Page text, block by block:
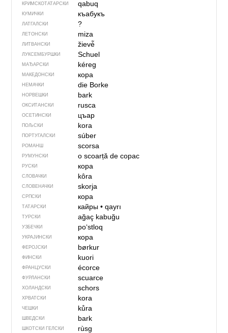
КРИМСКОТАТАРСКИ qabuq
КУМИЧКИ къабукъ
ЛАТГАЛСКИ ?
ЛЕТОНСКИ miza
ЛИТВАНСКИ žievė̃
ЛУКСЕМБУРШКИ Schuel
МАЂАРСКИ kéreg
МАКЕДОНСКИ кора
НЕМАЧКИ die Borke
НОРВЕШКИ bark
ОКСИТАНСКИ rusca
ОСЕТИНСКИ цъар
ПОЉСКИ kora
ПОРТУГАЛСКИ súber
РОМАНШ scorsa
РУМУНСКИ o scoarță de copac
РУСКИ кора
СЛОВАЧКИ kôra
СЛОВЕНАЧКИ skorja
СРПСКИ кора
ТАТАРСКИ кайры• qayrı
ТУРСКИ ağaç kabuğu
УЗБЕЧКИ poʻstloq
УКРАЈИНСКИ кора
ФЕРОЈСКИ børkur
ФИНСКИ kuori
ФРАНЦУСКИ écorce
ФУРЛАНСКИ scuarce
ХОЛАНДСКИ schors
ХРВАТСКИ kora
ЧЕШКИ kůra
ШВЕДСКИ bark
ШКОТСКИ ГЕЛСКИ rùsg